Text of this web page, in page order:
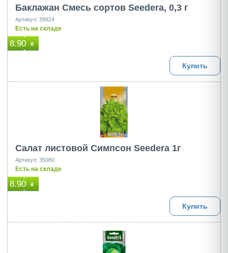
Баклажан Смесь сортов Seedera, 0,3 г
Артикул: 39924
Есть на складе
8.90 ₴
Купить
Салат листовой Симпсон Seedera 1г
Артикул: 35080
Есть на складе
8.90 ₴
Купить